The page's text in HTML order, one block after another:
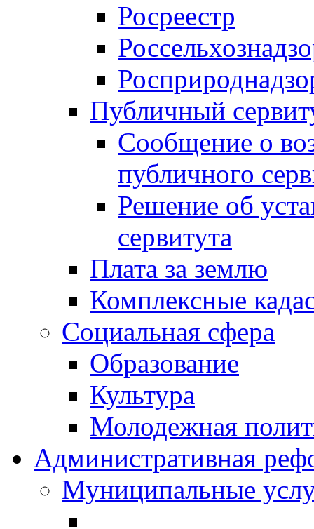
Росреестр
Публичный
Сообщение о
публичного
Решение об
сервитута
Плата за землю
Комплексные
Социальная сфера
Образование
Культура
Молодежная
Административная
Муниципальные